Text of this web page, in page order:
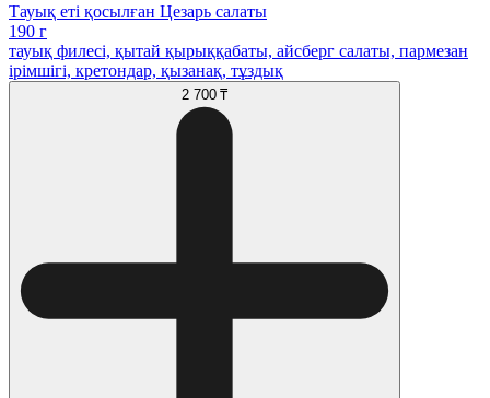
Тауық еті қосылған Цезарь салаты
190 г
тауық филесі, қытай қырыққабаты, айсберг салаты, пармезан
ірімшігі, кретондар, қызанақ, тұздық
2 700 ₸